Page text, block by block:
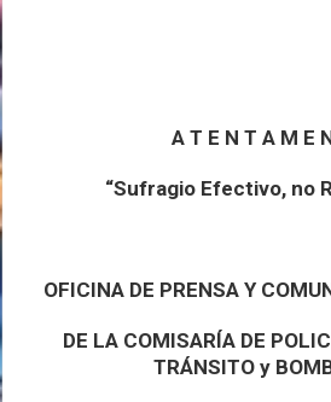
A T E N T A M E
“Sufragio Efectivo, no
OFICINA DE PRENSA Y
DE LA COMISARÍA DE
TRÁNSITO y